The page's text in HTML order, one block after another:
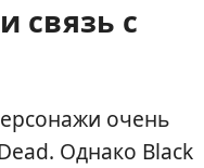
связь с
очень
Однако Black